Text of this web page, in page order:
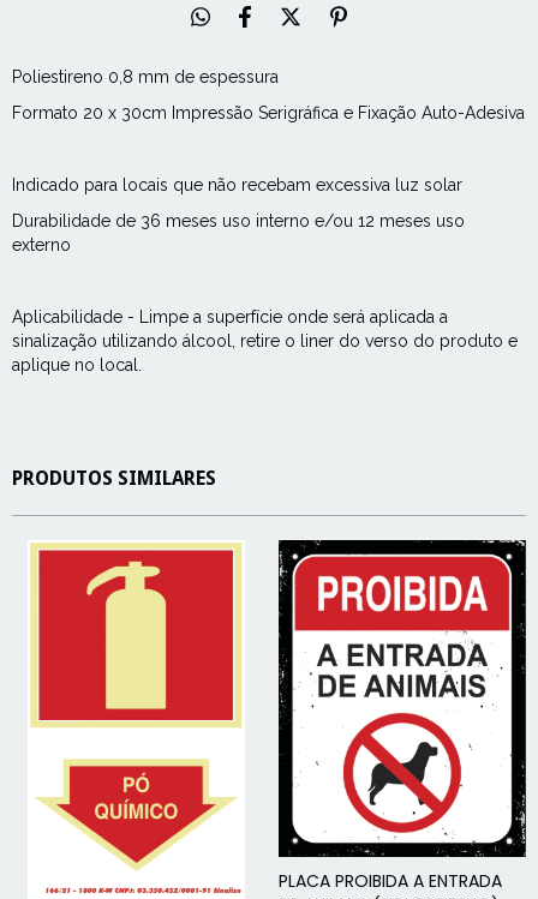
Poliestireno 0,8 mm de espessura
Formato 20 x 30cm Impressão Serigráfica e Fixação Auto-Adesiva
Indicado para locais que não recebam excessiva luz solar
Durabilidade de 36 meses uso interno e/ou 12 meses uso
externo
Aplicabilidade - Limpe a superfície onde será aplicada a
sinalização utilizando álcool, retire o liner do verso do produto e
aplique no local.
PRODUTOS SIMILARES
PLACA PROIBIDA A ENTRADA